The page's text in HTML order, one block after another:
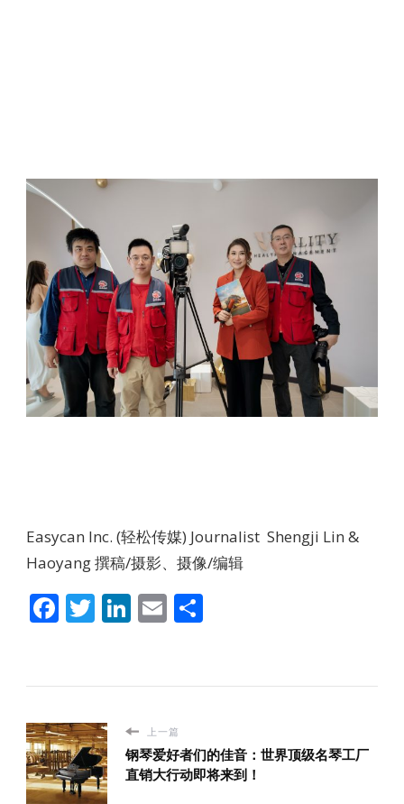
Easycan Inc. (轻松传媒) Journalist Shengji Lin &
Haoyang 撰稿/摄影、摄像/编辑
Facebook
Twitter
LinkedIn
Email
上一篇
钢琴爱好者们的佳音：世界顶级名琴工厂
直销大行动即将来到！